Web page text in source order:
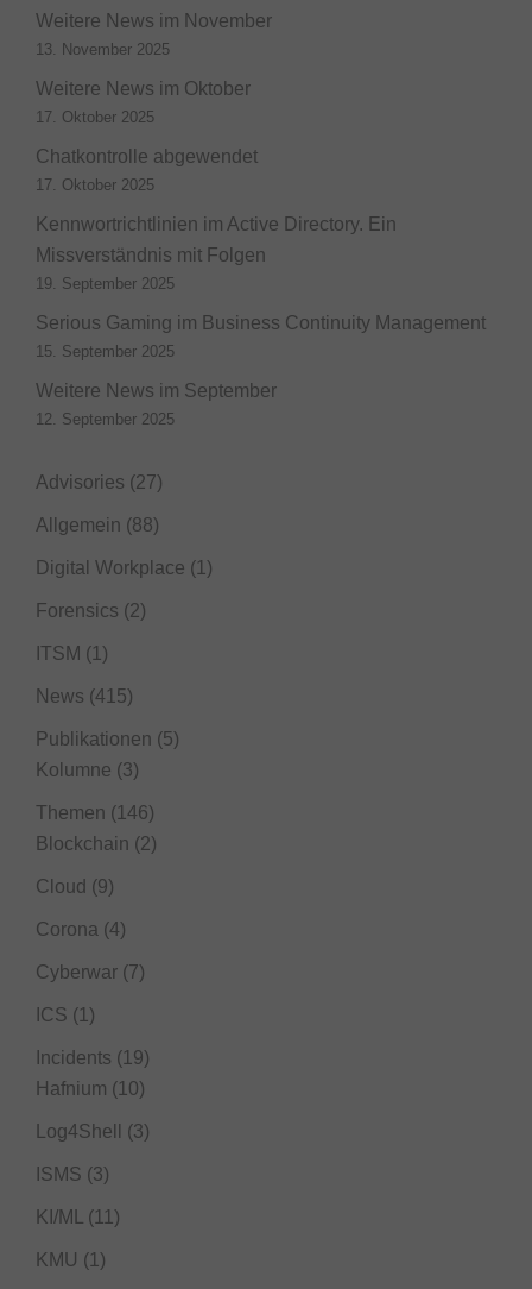
Weitere News im November
13. November 2025
Weitere News im Oktober
17. Oktober 2025
Chatkontrolle abgewendet
17. Oktober 2025
Kennwortrichtlinien im Active Directory. Ein
Missverständnis mit Folgen
19. September 2025
Serious Gaming im Business Continuity Management
15. September 2025
Weitere News im September
12. September 2025
Advisories (27)
Allgemein (88)
Digital Workplace (1)
Forensics (2)
ITSM (1)
News (415)
Publikationen (5)
Kolumne (3)
Themen (146)
Blockchain (2)
Cloud (9)
Corona (4)
Cyberwar (7)
ICS (1)
Incidents (19)
Hafnium (10)
Log4Shell (3)
ISMS (3)
KI/ML (11)
KMU (1)